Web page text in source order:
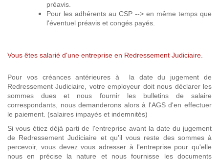
préavis.
Pour les adhérents au CSP --> en même temps que
l'éventuel préavis et congés payés.
Vous êtes salarié d'une entreprise en Redressement Judiciaire.
Pour vos créances antérieures à la date du jugement de
Redressement Judiciaire, votre employeur doit nous déclarer les
sommes dues et nous fournir les bulletins de salaire
correspondants, nous demanderons alors à l'AGS d'en effectuer
le paiement. (salaires impayés et indemnités)
Si vous étiez déjà parti de l'entreprise avant la date du jugement
de Redressement Judiciaire et qu'il vous reste des sommes à
percevoir, vous devez vous adresser à l'entreprise pour qu'elle
nous en précise la nature et nous fournisse les documents